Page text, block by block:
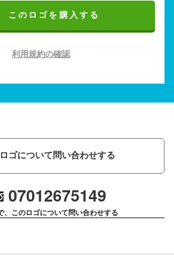
このロゴを購入する
利用規約の確認
ゴについて問い合わせする
07012675149
、このロゴについて問い合わせする